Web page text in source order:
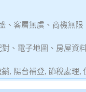
、客層無虞、商機無限
、電子地圖、房屋資
, 陽台補登, 節稅處理,